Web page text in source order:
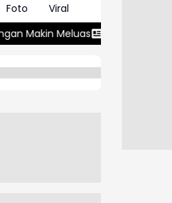
Foto
Viral
Ahli Waris Segel SDN 026